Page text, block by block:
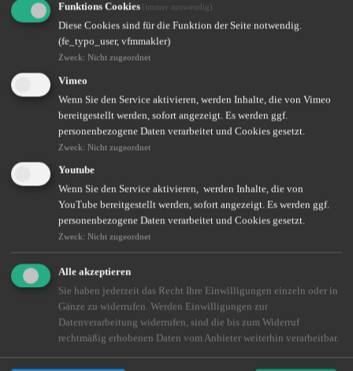
Leichte oder normale Regenschauer stellen für Mähroboter kein
Problem dar. Bei Sommergewittern mit starkem Hagel sollte man
dem Gartenhelfer lieber eine Pause gönnen. Neben Schäden am
Gehäuse und Motor können große Hagelkörner auch die Klingen
schädigen. In ganz schlimmen Fällen kann sogar die Elektronik
komplett zerstört werden.
Diebstahl des Gartenhelfers:
Mähroboter sind nicht nur praktisch, sondern sparen auch jede
Menge Arbeit. In der Anschaffung sind die guten Geräte allerdings
nicht besonders günstig. Die Geräte verrichten ihre Tätigkeit meist
ungeschützt und unbeobachtet. Daher kommt es immer wieder vor,
gestohlen werden.
Was ist mit Schäden, die durch
Rasenmähroboter auftreten?
Funktions Cookies (immer notwendig)
Diese Cookies sind für die Funktion der Seite notwendig.
(fe_typo_user, vfmmakler)
Zweck: Nicht zugeordnet
Vimeo
Wenn Sie den Service aktivieren, werden Inhalte, die von Vimeo
bereitgestellt werden, sofort angezeigt. Es werden ggf.
personenbezogene Daten verarbeitet und Cookies gesetzt.
Zweck: Nicht zugeordnet
Youtube
Wenn Sie den Service aktivieren, werden Inhalte, die von
YouTube bereitgestellt werden, sofort angezeigt. Es werden ggf.
personenbezogene Daten verarbeitet und Cookies gesetzt.
Zweck: Nicht zugeordnet
Alle akzeptieren
Sie haben jederzeit das Recht Ihre Einwilligungen einzeln oder in
Gänze zu widerrufen. Werden Einwilligungen zur
Datenverarbeitung widerrufen, sind die bis zum Widerruf
rechtmäßig erhobenen Daten vom Anbieter weiterhin verarbeitbar.